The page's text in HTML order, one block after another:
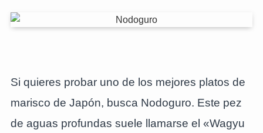
Si quieres probar uno de los mejores platos de
marisco de Japón, busca Nodoguro. Este pez
de aguas profundas suele llamarse el «Wagyu